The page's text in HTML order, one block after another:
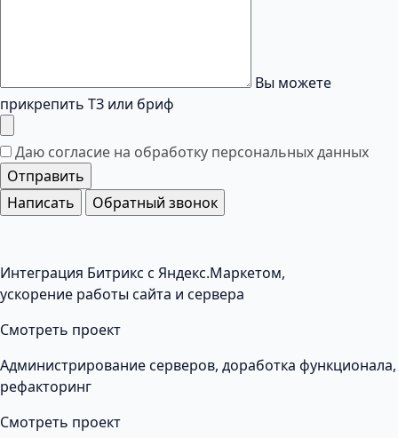
Вы можете
прикрепить ТЗ или бриф
Даю согласие на обработку персональных данных
Отправить
Написать
Обратный звонок
Интеграция Битрикс с Яндекс.Маркетом,
ускорение работы сайта и сервера
Смотреть проект
Администрирование серверов, доработка функционала,
рефакторинг
Смотреть проект